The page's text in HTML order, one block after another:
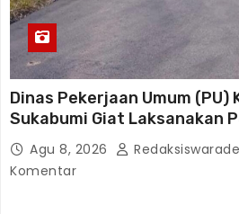
Dinas Pekerjaan Umum (PU)
Sukabumi Giat Laksanakan
Disetiap Wilayah
Agu 8, 2026
Komentar